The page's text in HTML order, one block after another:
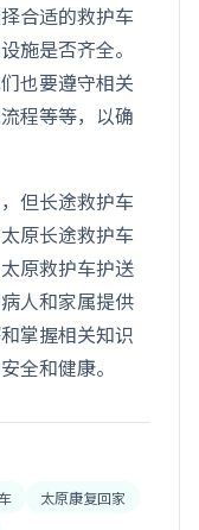
合适的救护车
施是否齐全。
也要遵守相关
程等等，以确
但长途救护车
原长途救护车
原救护车护送
人和家属提供
掌握相关知识
全和健康。
太原康复回家